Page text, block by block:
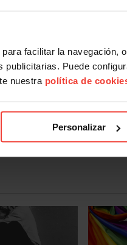
facilitar la navegación,
Puede
nuestra política de
Personalizar